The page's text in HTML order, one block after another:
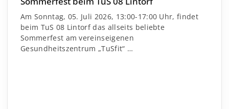
Am Sonntag, 05. Juli 2026, 13:00-17:00 Uhr, findet
beim TuS 08 Lintorf das allseits beliebte
Sommerfest am vereinseigenen
Gesundheitszentrum „TuSfit“ …